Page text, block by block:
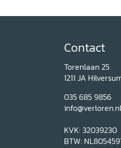
Contact
Torenlaan 25
1211 JA
035 685 9856
info@verloren.nl
KVK: 32039230
BTW: